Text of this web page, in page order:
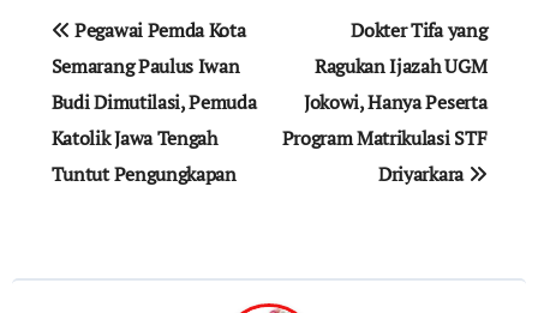
Post
navigation
Pegawai Pemda Kota
Semarang Paulus Iwan
Budi Dimutilasi, Pemuda
Katolik Jawa Tengah
Tuntut Pengungkapan
Dokter Tifa yang
Ragukan Ijazah UGM
Jokowi, Hanya Peserta
Program Matrikulasi STF
Driyarkara